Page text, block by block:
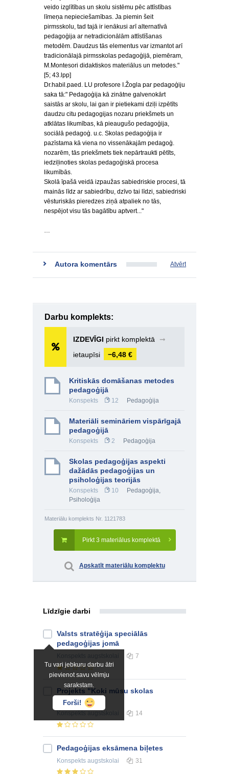
veido izglītības un skolu sistēmu pēc attīstības
līmeņa nepieciešamības. Ja piemin šeit
pirmsskolu, tad tajā ir ienākusi arī alternatīvā
pedagoģija ar netradicionālām attīstīšanas
metodēm. Daudzus tās elementus var izmantot arī
tradicionālajā pirmsskolas pedagoģijā, piemēram,
M.Montesori didaktiskos materiālus un metodes."
[5; 43.lpp]
Dr.habil.paed. LU profesore I.Žogla par pedagoģiju
saka tā:" Pedagoģija kā zinātne galvenokārt
saistās ar skolu, lai gan ir pietiekami dziļi izpētīts
daudzu citu pedagogijas nozaru priekšmets un
atklātas likumības, kā pieaugušo pedagoģija,
sociālā pedagoģ. u.c. Skolas pedagoģija ir
pazīstama kā viena no vissenākajām pedagoģ.
nozarēm, tās priekšmets tiek nepārtraukti pētīts,
iedziļinoties skolas pedagoģiskā procesa
likumībās.
Skolā īpašā veidā izpaužas sabiedriskie procesi, tā
mainās līdz ar sabiedrību, dzīvo tai līdzi, sabiedriski
vēsturiskās pieredzes ziņā atpaliek no tās,
nespējot visu tās bagātību aptvert..."
…
Autora komentārs Atvērt
Darbu komplekts:
IZDEVĪGI pirkt komplektā
➞
ietaupīsi
−6,48 €
Kritiskās domāšanas metodes
pedagoģijā
Konspekts 12 Pedagoģija
Materiāli semināriem vispārīgajā
pedagoģijā
Konspekts 2 Pedagoģija
Skolas pedagoģijas aspekti
dažādās pedagoģijas un
psiholoģijas teorijās
Konspekts 10 Pedagoģija,
Psiholoģija
Materiālu komplekts Nr. 1121783
Pirkt 3 materiālus komplektā
Apskatīt materiālu komplektu
Līdzīgie darbi
Tu vari jebkuru darbu ātri
pievienot savu vēlmju
sarakstam.
Forši!
Valsts stratēģija speciālās
pedagoģijas jomā
7
Projekts "Koki mūsu skolas
apkārtnē"
14
Pedagoģijas eksāmena biļetes
Konspekts augstskolai 31